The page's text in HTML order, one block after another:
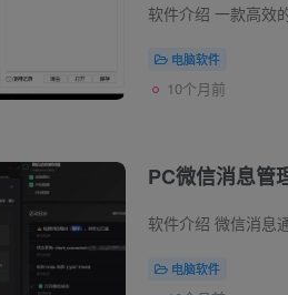
电脑软件
10个月前
PC微信消息管
电脑软件